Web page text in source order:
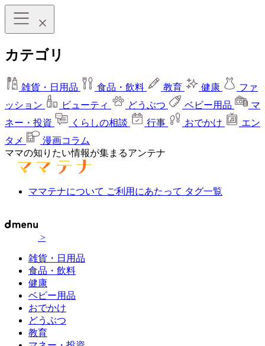
カテゴリ
雑貨・日用品 食品・飲料 教育 健康
ファ
ッション
ビューティ どうぶつ ベビー用品
マ
ネー・投資
くらしの相談 行事 おでかけ
エン
タメ
漫画コラム
ママの知りたい情報が集まるアンテナ
ママテナについて ご利用にあたって タグ一覧
>
雑貨・日用品
食品・飲料
健康
ベビー用品
おでかけ
どうぶつ
教育